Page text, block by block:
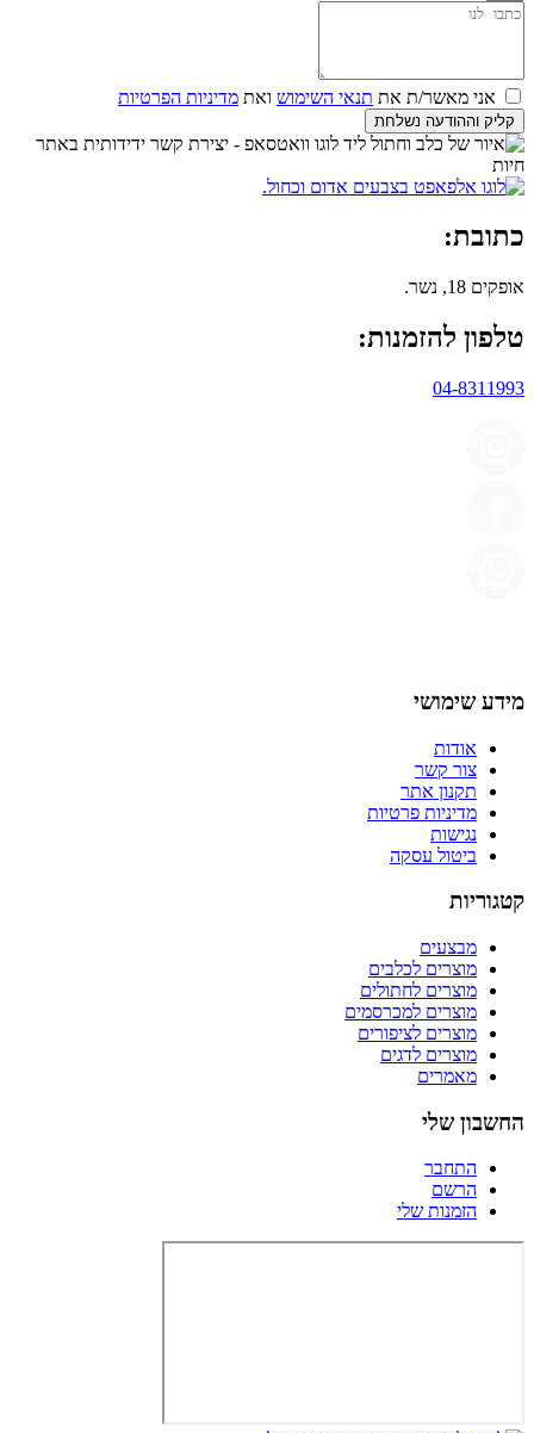
אני מאשר/ת את תנאי השימוש ואת מדיניות הפרטיות
קליק וההודעה נשלחת
כתובת:
אופקים 18, נשר.
טלפון להזמנות:
04-8311993
מידע שימושי
אודות
צור קשר
תקנון אתר
מדיניות פרטיות
נגישות
ביטול עסקה
קטגוריות
מבצעים
מוצרים לכלבים
מוצרים לחתולים
מוצרים למכרסמים
מוצרים לציפורים
מוצרים לדגים
מאמרים
החשבון שלי
התחבר
הרשם
הזמנות שלי